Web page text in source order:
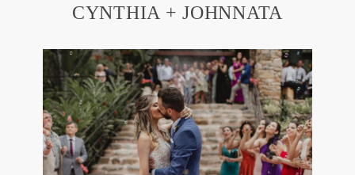
CYNTHIA + JOHNNATA